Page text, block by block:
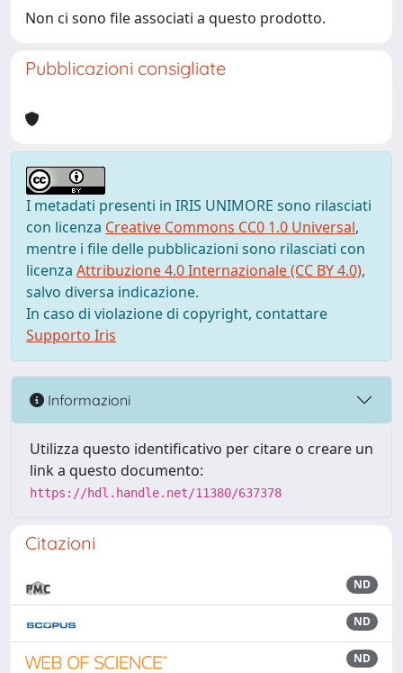
Non ci sono file associati a questo prodotto.
Pubblicazioni consigliate
I metadati presenti in IRIS UNIMORE sono rilasciati
con licenza Creative Commons CC0 1.0 Universal,
mentre i file delle pubblicazioni sono rilasciati con
licenza Attribuzione 4.0 Internazionale (CC BY 4.0),
salvo diversa indicazione.
In caso di violazione di copyright, contattare
Supporto Iris
Informazioni
Utilizza questo identificativo per citare o creare un
link a questo documento:
https://hdl.handle.net/11380/637378
Citazioni
ND
ND
ND